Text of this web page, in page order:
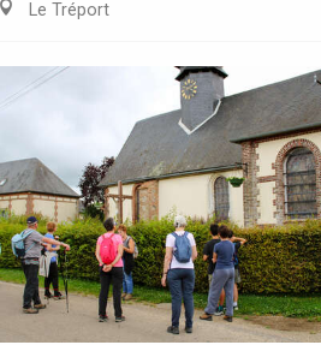
Le Tréport